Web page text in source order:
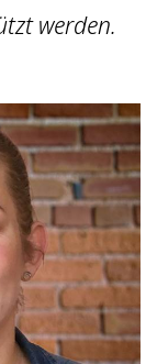
werden.